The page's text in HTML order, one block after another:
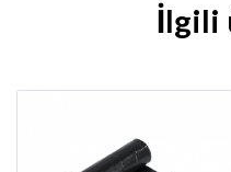
İlgili